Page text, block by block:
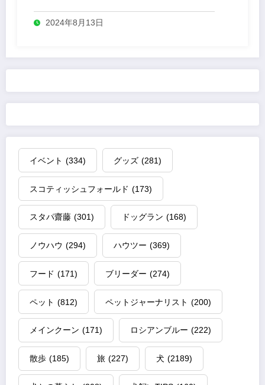
2024年8月13日
イベント (334) グッズ (281)
スコティッシュフォールド (173)
スタパ齋藤 (301) ドッグラン (168)
ノウハウ (294) ハウツー (369)
フード (171) ブリーダー (274)
ペット (812) ペットジャーナリスト (200)
メインクーン (171) ロシアンブルー (222)
散歩 (185) 旅 (227) 犬 (2189)